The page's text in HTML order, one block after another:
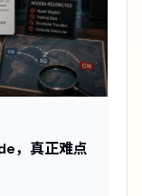
，真正难点